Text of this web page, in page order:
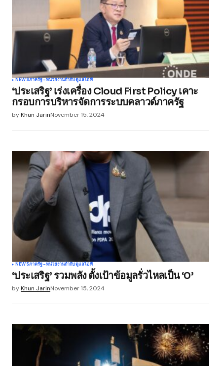
NEWSภาครัฐ-หน่วยงานกำกับดูแลไอที
‘ประเสริฐ’ เร่งเครื่อง Cloud First Policy เคาะ
กรอบการบริหารจัดการระบบคลาวด์ภาครัฐ
byKhun JarinNovember 15, 2024
NEWSภาครัฐ-หน่วยงานกำกับดูแลไอที
‘ประเสริฐ’ รวมพลัง ตั้งเป้าข้อมูลรั่วไหลเป็น ‘0’
byKhun JarinNovember 15, 2024